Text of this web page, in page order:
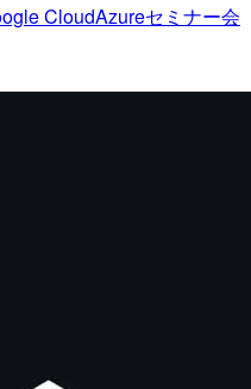
CloudAzureセミナー会